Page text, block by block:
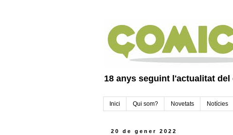
18 anys seguint l'actualitat del
Inici Qui som? Novetats Notícies
20 de gener 2022